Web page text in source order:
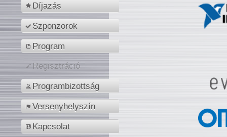
Díjazás
Szponzorok
Program
Regisztráció
Programbizottság
Versenyhelyszín
Kapcsolat